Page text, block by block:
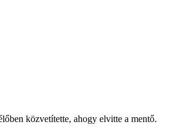
közvetítette, ahogy elvitte a mentő.